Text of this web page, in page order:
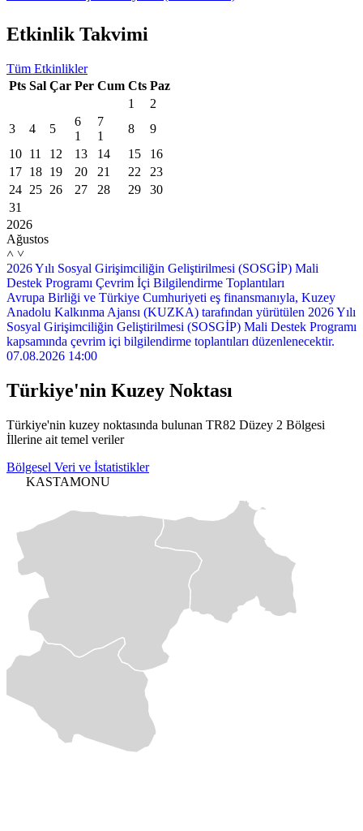
Etkinlik Takvimi
Tüm Etkinlikler
Pts Sal Çar Per Cum Cts Paz
1
2
3
4 5
6
1
7
1
8
9
10 11 12 13 14 15
16
17 18 19 20 21 22
23
24 25 26 27 28 29
30
31
2026
Ağustos
˄ ˅
2026 Yılı Sosyal Girişimciliğin Geliştirilmesi (SOSGİP) Mali
Destek Programı Çevrim İçi Bilgilendirme Toplantıları
Avrupa Birliği ve Türkiye Cumhuriyeti eş finansmanıyla, Kuzey
Anadolu Kalkınma Ajansı (KUZKA) tarafından yürütülen 2026 Yılı
Sosyal Girişimciliğin Geliştirilmesi (SOSGİP) Mali Destek Programı
kapsamında çevrim içi bilgilendirme toplantıları düzenlenecektir.
07.08.2026 14:00
Türkiye'nin Kuzey Noktası
Türkiye'nin kuzey noktasında bulunan TR82 Düzey 2 Bölgesi
İllerine ait temel veriler
Bölgesel Veri ve İstatistikler
KASTAMONU